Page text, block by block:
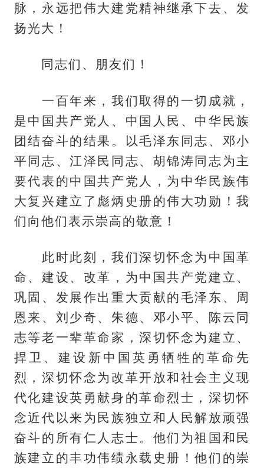
脉，永远把伟大建党精神继承下去、发
扬光大！
同志们、朋友们！
一百年来，我们取得的一切成就，
是中国共产党人、中国人民、中华民族
团结奋斗的结果。以毛泽东同志、邓小
平同志、江泽民同志、胡锦涛同志为主
要代表的中国共产党人，为中华民族伟
大复兴建立了彪炳史册的伟大功勋！我
们向他们表示崇高的敬意！
此时此刻，我们深切怀念为中国革
命、建设、改革，为中国共产党建立、
巩固、发展作出重大贡献的毛泽东、周
恩来、刘少奇、朱德、邓小平、陈云同
志等老一辈革命家，深切怀念为建立、
捍卫、建设新中国英勇牺牲的革命先
烈，深切怀念为改革开放和社会主义现
代化建设英勇献身的革命烈士，深切怀
念近代以来为民族独立和人民解放顽强
奋斗的所有仁人志士。他们为祖国和民
族建立的丰功伟绩永载史册！他们的崇